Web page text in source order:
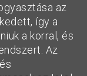
az
így a
a korral, és
Az